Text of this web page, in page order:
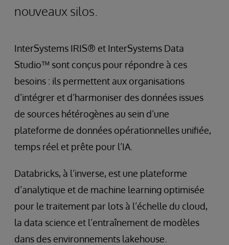
nouveaux silos.
InterSystems IRIS® et InterSystems Data
Studio™ sont conçus pour répondre à ces
besoins : ils permettent aux organisations
d’intégrer et d’harmoniser des données issues
de sources hétérogènes au sein d’une
plateforme de données opérationnelles unifiée,
temps réel et prête pour l’IA.
Databricks, à l’inverse, est une plateforme
d’analytique et de machine learning optimisée
pour le traitement par lots à l’échelle du cloud,
la data science et l’entraînement de modèles
dans des environnements lakehouse.